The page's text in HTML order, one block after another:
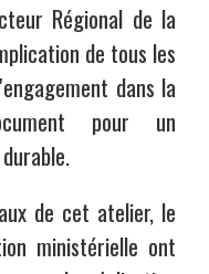
Régional de la
de tous les
dans la
pour un
de cet atelier, le
ministérielle ont